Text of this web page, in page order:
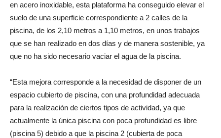
en acero inoxidable, esta plataforma ha conseguido elevar el
suelo de una superficie correspondiente a 2 calles de la
piscina, de los 2,10 metros a 1,10 metros, en unos trabajos
que se han realizado en dos días y de manera sostenible, ya
que no ha sido necesario vaciar el agua de la piscina.
“Esta mejora corresponde a la necesidad de disponer de un
espacio cubierto de piscina, con una profundidad adecuada
para la realización de ciertos tipos de actividad, ya que
actualmente la única piscina con poca profundidad es libre
(piscina 5) debido a que la piscina 2 (cubierta de poca